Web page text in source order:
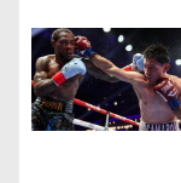
r
t
i